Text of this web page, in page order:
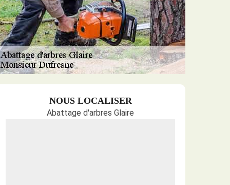
NOUS LOCALISER
Abattage d'arbres Glaire